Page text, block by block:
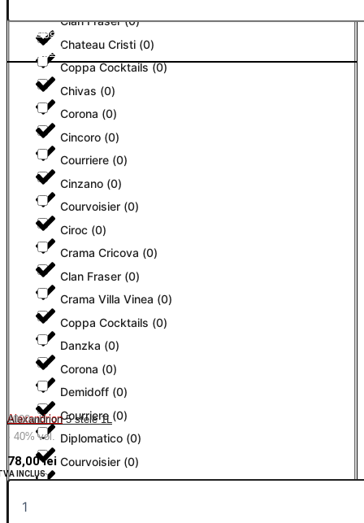
Clan Fraser(0)
Coppa Cocktails(0)
Corona (0)
Courriere (0)
Courvoisier (0)
Crama Cricova (0)
Crama Villa Vinea (0)
Danzka (0)
Demidoff (0)
Diplomatico (0)
DMfit(0)
Chateau Cristi (0)
Chivas (0)
Cincoro (0)
Cinzano (0)
Ciroc (0)
Clan Fraser (0)
Coppa Cocktails (0)
Corona (0)
Courriere (0)
Courvoisier (0)
Adaugă în coș
Adaugă în coș
Alexandrion
Alexandrion 5 stele 1L
1000ml
· 40% vol.
78,00lei
INCLUS